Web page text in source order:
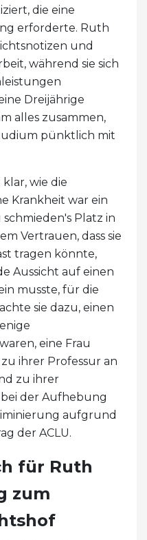
die eine
erforderte. Ruth
und
während sie sich
Dreijährige
alles zusammen,
pünktlich mit
klar, wie die
Krankheit war ein
Platz in
Vertrauen, dass sie
tragen könnte,
Aussicht auf einen
musste, für die
sie dazu, einen
eine Frau
ihrer Professur an
zu ihrer
der Aufhebung
aufgrund
der ACLU.
für Ruth
zum